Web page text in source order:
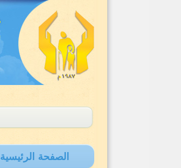
الصفحة الرئيسية